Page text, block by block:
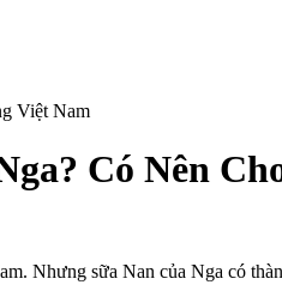
Có Nên
Nhưng sữa Nan của Nga có